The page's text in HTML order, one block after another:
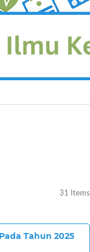
31 Items
Tahun 2025